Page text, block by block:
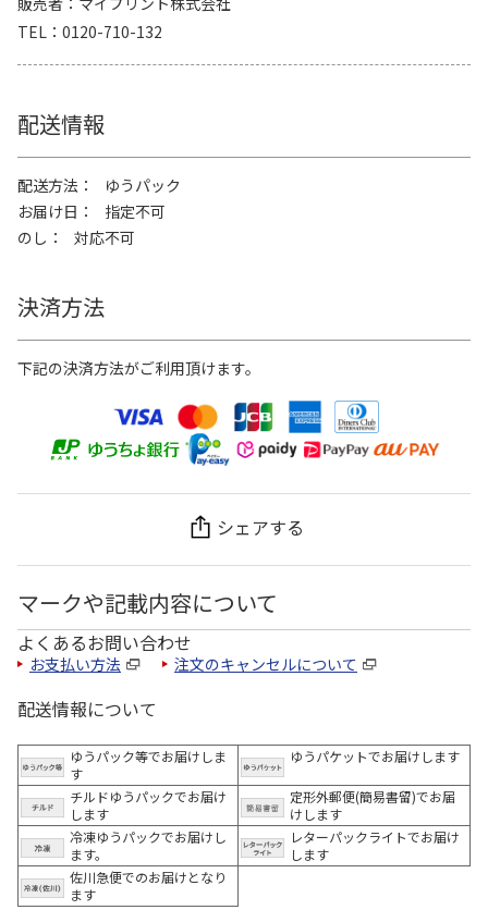
TEL
0120-710-132
配送情報
配送方法
ゆうパック
お届け日
指定不可
のし
対応不可
決済方法
下記の決済方法がご利用頂けます。
シェアする
マークや記載内容について
よくあるお問い合わせ
お支払い方法 注文のキャンセルについて
配送情報について
ゆうパック等でお届けしま
す
ゆうパケットでお届けします
チルドゆうパックでお届け
します
定形外郵便(簡易書留)でお届
けします
冷凍ゆうパックでお届けし
ます。
レターパックライトでお届け
します
佐川急便でのお届けとなり
ます